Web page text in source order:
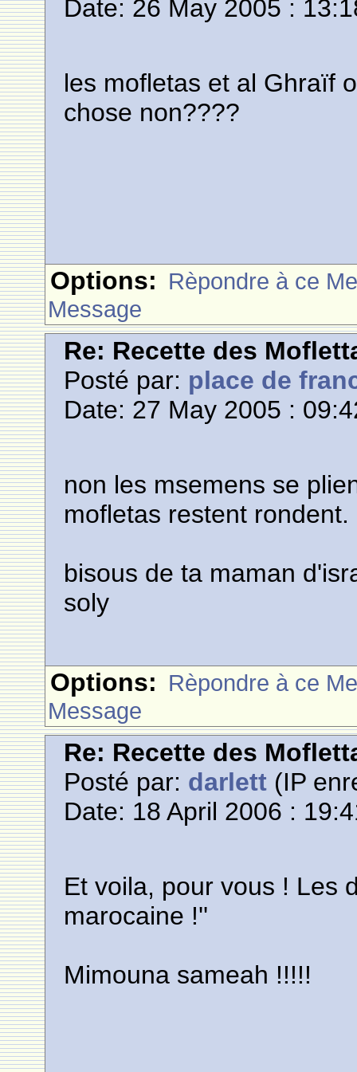
Date: 26 May 2005 :
les mofletas et al Ghraïf
chose non????
Options: Rèpondre à ce
Message
Re: Recette des
Posté par: place de
Date: 27 May 2005 :
non les msemens se
mofletas restent rondent.
bisous de ta maman
soly
Options: Rèpondre à ce
Message
Re: Recette des
Posté par: darlett (IP
Date: 18 April 2006 :
Et voila, pour vous ! Les
marocaine !''
Mimouna sameah !!!!!